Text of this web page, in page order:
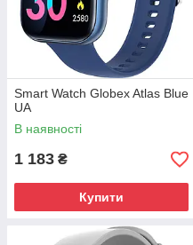
Smart Watch Globex Atlas Blue
UA
В наявності
1 183 ₴
Купити